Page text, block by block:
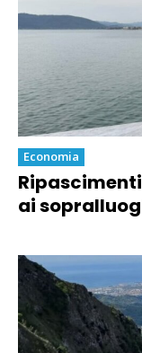
Economia
ai